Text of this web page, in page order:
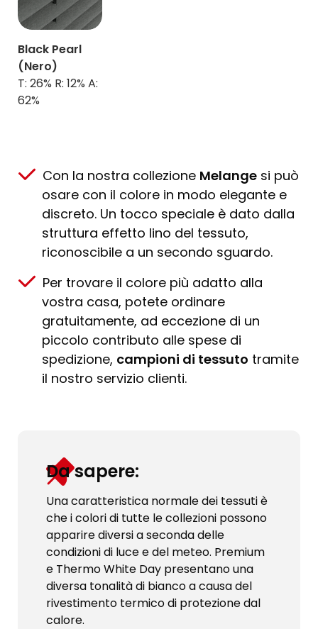
Black Pearl
(Nero)
T: 26% R: 12% A:
62%
Con la nostra collezione Melange si può
osare con il colore in modo elegante e
discreto. Un tocco speciale è dato dalla
struttura effetto lino del tessuto,
riconoscibile a un secondo sguardo.
Per trovare il colore più adatto alla
vostra casa, potete ordinare
gratuitamente, ad eccezione di un
piccolo contributo alle spese di
spedizione, campioni di tessuto tramite
il nostro servizio clienti.
Da sapere:
Una caratteristica normale dei tessuti è
che i colori di tutte le collezioni possono
apparire diversi a seconda delle
condizioni di luce e del meteo. Premium
e Thermo White Day presentano una
diversa tonalità di bianco a causa del
rivestimento termico di protezione dal
calore.